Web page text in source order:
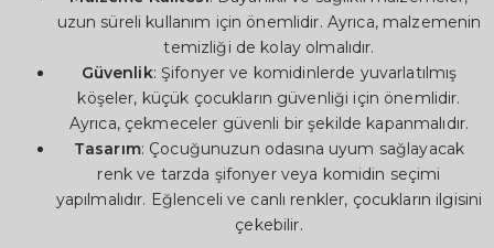
uzun süreli kullanım için önemlidir. Ayrıca, malzemenin
temizliği de kolay olmalıdır.
Güvenlik: Şifonyer ve komidinlerde yuvarlatılmış
köşeler, küçük çocukların güvenliği için önemlidir.
Ayrıca, çekmeceler güvenli bir şekilde kapanmalıdır.
Tasarım: Çocuğunuzun odasına uyum sağlayacak
renk ve tarzda şifonyer veya komidin seçimi
yapılmalıdır. Eğlenceli ve canlı renkler, çocukların ilgisini
çekebilir.